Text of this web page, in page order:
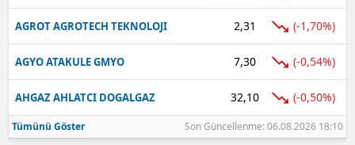
AGROT AGROTECH TEKNOLOJI 2,31 (-1,70%)
AGYO ATAKULE GMYO 7,30 (-0,54%)
AHGAZ AHLATCI DOGALGAZ 32,10 (-0,50%)
Tümünü Göster Son Güncellenme: 06.08.2026 18:10